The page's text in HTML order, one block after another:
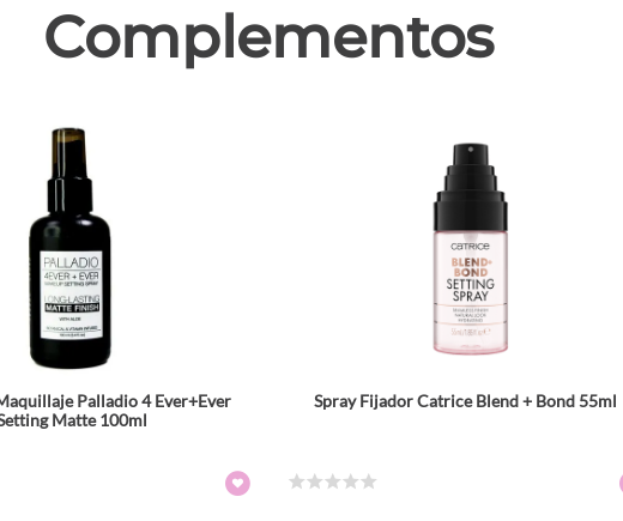
Complementos
Palladio 4 Ever+Ever
Matte 100ml
Spray Fijador Catrice Blend + Bond 55ml